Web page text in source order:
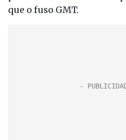
que o fuso GMT.